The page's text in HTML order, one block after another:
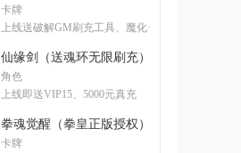
卡牌
上线送破解GM刷充工具、魔化·
仙缘剑（送魂环无限刷充）
角色
上线即送VIP15、5000元真充
拳魂觉醒（拳皇正版授权）
卡牌